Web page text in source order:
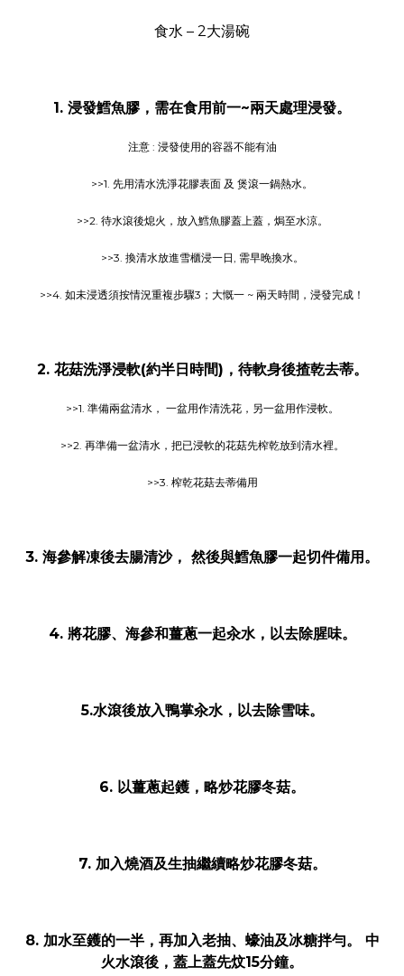
食水 – 2大湯碗
1. 浸發鱈魚膠，需在食用前一~兩天處理浸發。
注意 : 浸發使用的容器不能有油
>>1. 先用清水洗淨花膠表面 及 煲滾一鍋熱水。
>>2. 待水滾後熄火，放入鱈魚膠蓋上蓋，焗至水涼。
>>3. 換清水放進雪櫃浸一日, 需早晚換水。
>>4. 如未浸透須按情況重複步驟3；大慨一 ~ 兩天時間，浸發完成！
2. 花菇洗淨浸軟(約半日時間)，待軟身後揸乾去蒂。
>>1. 準備兩盆清水， 一盆用作清洗花，另一盆用作浸軟。
>>2. 再準備一盆清水，把已浸軟的花菇先榨乾放到清水裡。
>>3. 榨乾花菇去蒂備用
3. 海參解凍後去腸清沙， 然後與鱈魚膠一起切件備用。
4. 將花膠、海參和薑蔥一起汆水，以去除腥味。
5.水滾後放入鴨掌汆水，以去除雪味。
6. 以薑蔥起鑊，略炒花膠冬菇。
7. 加入燒酒及生抽繼續略炒花膠冬菇。
8. 加水至鑊的一半，再加入老抽、蠔油及冰糖拌勻。 中
火水滾後，蓋上蓋先炆15分鐘。